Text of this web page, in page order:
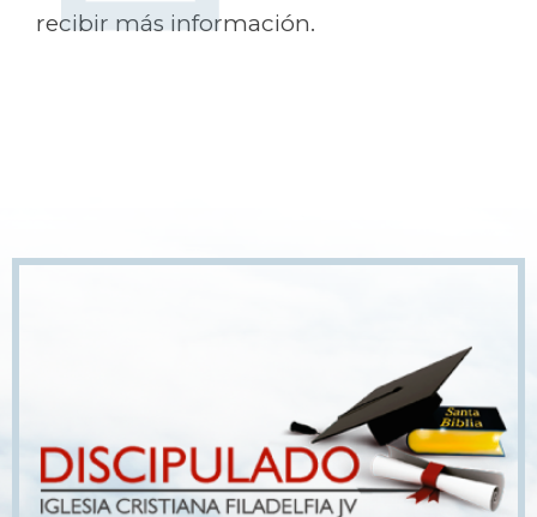
recibir más información.